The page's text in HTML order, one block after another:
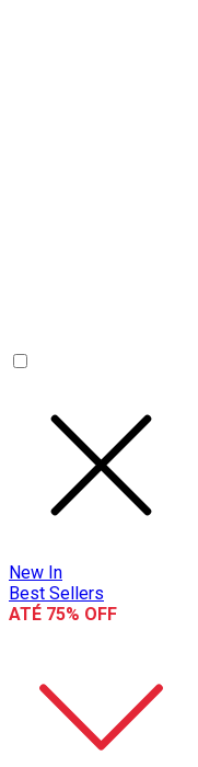
New In
Best Sellers
ATÉ 75% OFF